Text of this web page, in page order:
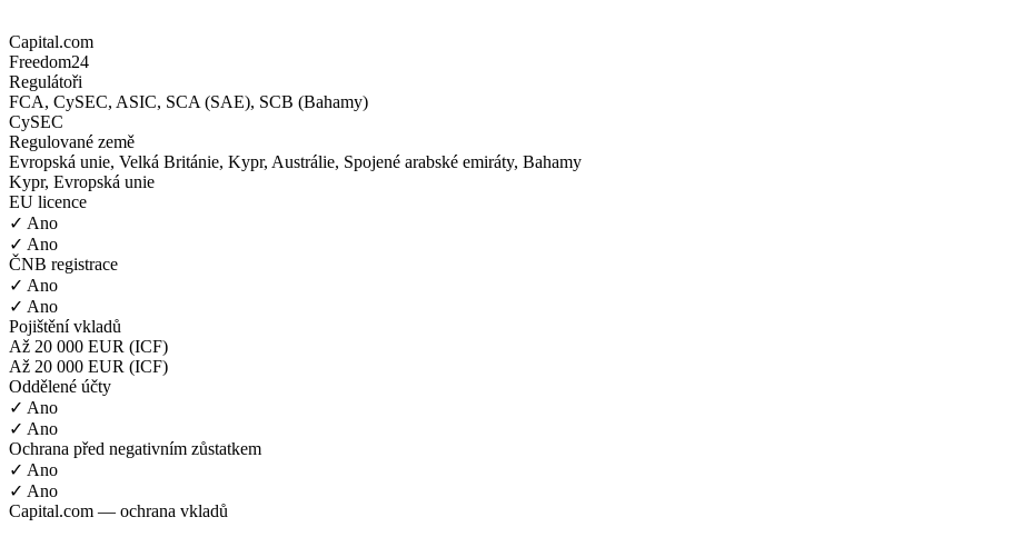
Capital.com
Freedom24
Regulátoři
FCA, CySEC, ASIC, SCA (SAE), SCB (Bahamy)
CySEC
Regulované země
Evropská unie, Velká Británie, Kypr, Austrálie, Spojené arabské emiráty, Bahamy
Kypr, Evropská unie
EU licence
✓ Ano
✓ Ano
ČNB registrace
✓ Ano
✓ Ano
Pojištění vkladů
Až 20 000 EUR (ICF)
Až 20 000 EUR (ICF)
Oddělené účty
✓ Ano
✓ Ano
Ochrana před negativním zůstatkem
✓ Ano
✓ Ano
Capital.com — ochrana vkladů